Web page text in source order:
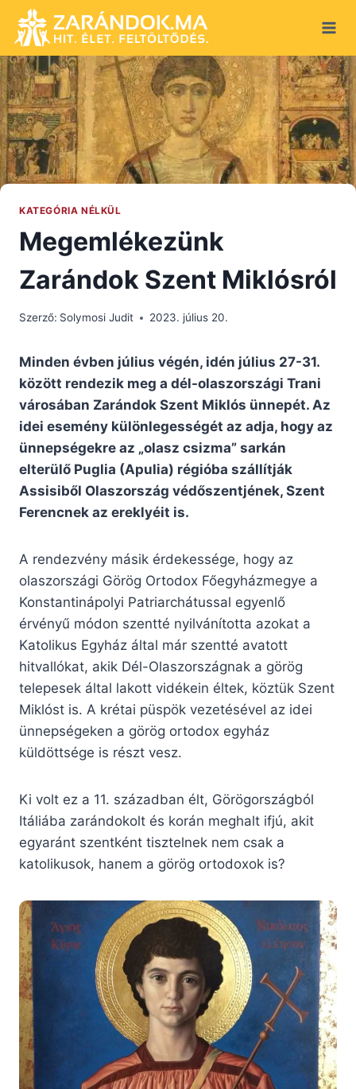
content
KATEGÓRIA NÉLKÜL
Megemlékezünk
Zarándok Szent Miklósról
Szerző: Solymosi Judit 2023. július 20.
Minden évben július végén, idén július 27-31.
között rendezik meg a dél-olaszországi Trani
városában Zarándok Szent Miklós ünnepét. Az
idei esemény különlegességét az adja, hogy az
ünnepségekre az „olasz csizma” sarkán
elterülő Puglia (Apulia) régióba szállítják
Assisiből Olaszország védőszentjének, Szent
Ferencnek az ereklyéit is.
A rendezvény másik érdekessége, hogy az
olaszországi Görög Ortodox Főegyházmegye a
Konstantinápolyi Patriarchátussal egyenlő
érvényű módon szentté nyilvánította azokat a
Katolikus Egyház által már szentté avatott
hitvallókat, akik Dél-Olaszországnak a görög
telepesek által lakott vidékein éltek, köztük Szent
Miklóst is. A krétai püspök vezetésével az idei
ünnepségeken a görög ortodox egyház
küldöttsége is részt vesz.
Ki volt ez a 11. században élt, Görögországból
Itáliába zarándokolt és korán meghalt ifjú, akit
egyaránt szentként tisztelnek nem csak a
katolikusok, hanem a görög ortodoxok is?